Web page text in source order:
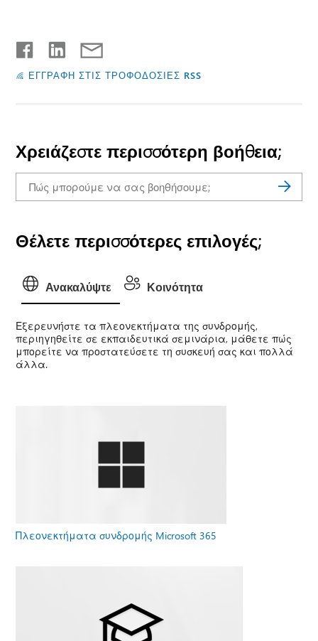
ΕΓΓΡΑΦΗ ΣΤΙΣ ΤΡΟΦΟΔΟΣΙΕΣ RSS
Χρειάζεστε περισσότερη βοήθεια;
Θέλετε περισσότερες επιλογές;
Ανακαλύψτε Κοινότητα
Εξερευνήστε τα πλεονεκτήματα της συνδρομής,
περιηγηθείτε σε εκπαιδευτικά σεμινάρια, μάθετε πώς
μπορείτε να προστατεύσετε τη συσκευή σας και πολλά
άλλα.
Πλεονεκτήματα συνδρομής Microsoft 365